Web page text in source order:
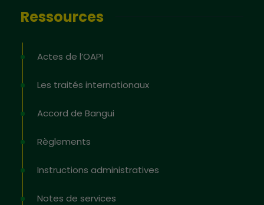
Ressources
Actes de l’OAPI
Les traités internationaux
Accord de Bangui
Règlements
Instructions administratives
Notes de services